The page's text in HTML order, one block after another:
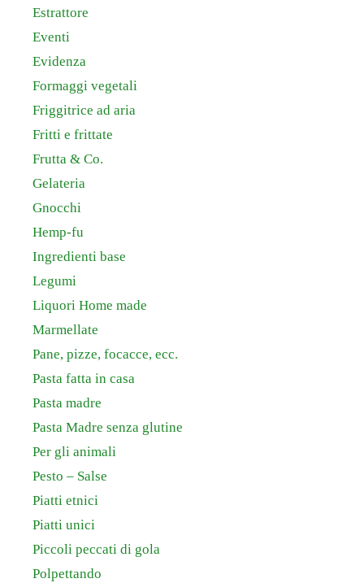
Estrattore
Eventi
Evidenza
Formaggi vegetali
Friggitrice ad aria
Fritti e frittate
Frutta & Co.
Gelateria
Gnocchi
Hemp-fu
Ingredienti base
Legumi
Liquori Home made
Marmellate
Pane, pizze, focacce, ecc.
Pasta fatta in casa
Pasta madre
Pasta Madre senza glutine
Per gli animali
Pesto – Salse
Piatti etnici
Piatti unici
Piccoli peccati di gola
Polpettando